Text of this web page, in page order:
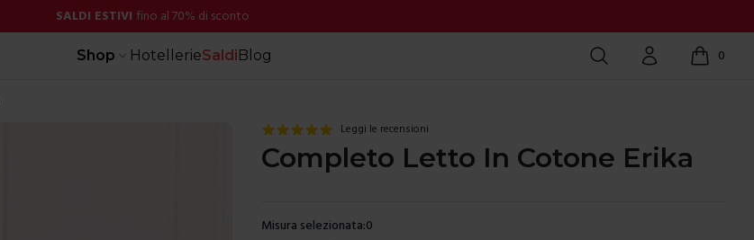
SALDI ESTIVI fino al 70% di sconto
Shop HotellerieSaldiBlog Cerca Account 0
items in
Leggi le recensioni
Completo Letto In Cotone Erika
Misura selezionata:0